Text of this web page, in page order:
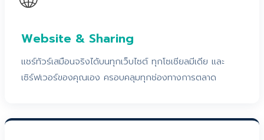
Website & Sharing
แชร์ทัวร์เสมือนจริงได้บนทุกเว็บไซต์ ทุกโซเชียลมีเดีย และ
เซิร์ฟเวอร์ของคุณเอง ครอบคลุมทุกช่องทางการตลาด